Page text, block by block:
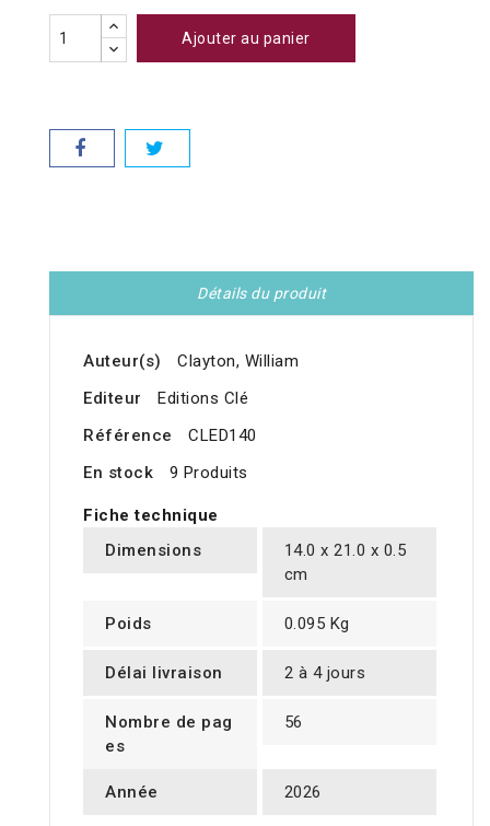
Ajouter au panier
Détails du produit
Auteur(s)
Clayton, William
Editeur
Editions Clé
Référence
CLED140
En stock
9 Produits
Fiche technique
Dimensions
14.0 x 21.0 x 0.5
cm
Poids 0.095 Kg
Délai livraison 2 à 4 jours
Nombre de pag
es
56
Année 2026